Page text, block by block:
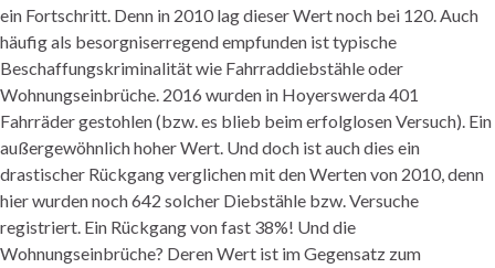
ein Fortschritt. Denn in 2010 lag dieser Wert noch bei 120. Auch
häufig als besorgniserregend empfunden ist typische
Beschaffungskriminalität wie Fahrraddiebstähle oder
Wohnungseinbrüche. 2016 wurden in Hoyerswerda 401
Fahrräder gestohlen (bzw. es blieb beim erfolglosen Versuch). Ein
außergewöhnlich hoher Wert. Und doch ist auch dies ein
drastischer Rückgang verglichen mit den Werten von 2010, denn
hier wurden noch 642 solcher Diebstähle bzw. Versuche
registriert. Ein Rückgang von fast 38%! Und die
Wohnungseinbrüche? Deren Wert ist im Gegensatz zum